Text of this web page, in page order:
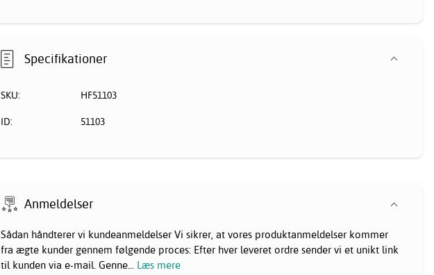
Specifikationer
SKU: HF51103
ID: 51103
Anmeldelser
Sådan håndterer vi kundeanmeldelser Vi sikrer, at vores produktanmeldelser kommer
fra ægte kunder gennem følgende proces: Efter hver leveret ordre sender vi et unikt link
til kunden via e-mail. Genne... Læs mere